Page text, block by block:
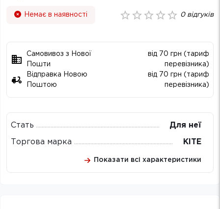
Немає в наявності 0відгуків
Самовивоз з Нової
Пошти
від 70 грн (тариф
перевізника)
Відправка Новою
Поштою
від 70 грн (тариф
перевізника)
Стать Для неї
Торгова марка KITE
Показати всі характеристики